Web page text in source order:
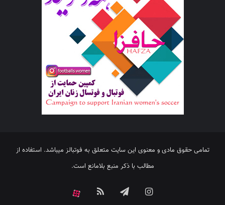
تمامی حقوق مادی و معنوی این سایت متعلق به فوتبالز میباشد. استفاده از
مطالب با ذکر منبع بلامانع است.
اینستاگرامتلگرام خوراک